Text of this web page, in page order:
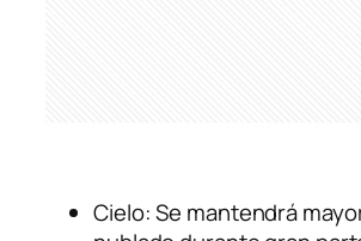
Cielo: Se mantendrá